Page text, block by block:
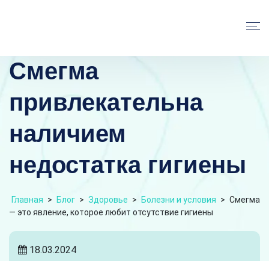
Смегма
привлекательна
наличием
недостатка гигиены
Главная > Блог > Здоровье > Болезни и условия > Смегма
— это явление, которое любит отсутствие гигиены
18.03.2024